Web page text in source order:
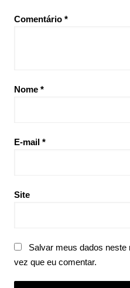
Comentário *
Nome *
E-mail *
Site
Salvar meus dados
vez que eu comentar.